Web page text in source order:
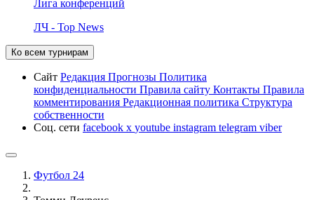
Лига конференций
ЛЧ - Top News
Ко всем турнирам
Сайт Редакция Прогнозы Политика
конфиденциальности Правила сайту Контакты Правила
комментирования Редакционная политика Структура
собственности
Соц. сети facebook x youtube instagram telegram viber
Футбол 24